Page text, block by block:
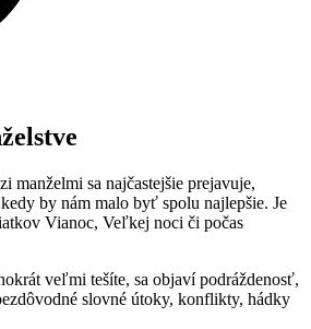
manželmi sa najčastejšie prejavuje,
by nám malo byť spolu najlepšie. Je
Vianoc, Veľkej noci či počas
veľmi tešíte, sa objaví podráždenosť,
slovné útoky, konflikty, hádky